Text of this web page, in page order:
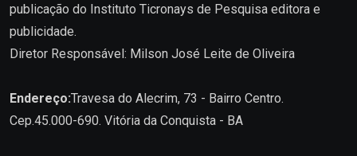
publicação do Instituto Ticronays de Pesquisa editora e
publicidade.
Diretor Responsável: Milson José Leite de Oliveira
Endereço:Travesa do Alecrim, 73 - Bairro Centro.
Cep.45.000-690. Vitória da Conquista - BA